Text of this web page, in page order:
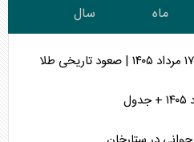
ماه سال